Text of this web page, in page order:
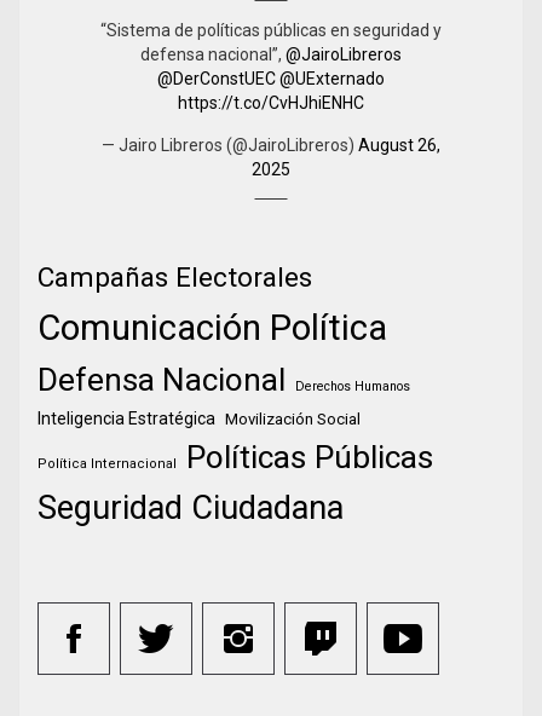
“Sistema de políticas públicas en seguridad y
defensa nacional”, @JairoLibreros
@DerConstUEC@UExternado
https://t.co/CvHJhiENHC
— Jairo Libreros (@JairoLibreros) August 26,
2025
Campañas Electorales
Comunicación Política
Defensa Nacional Derechos Humanos
Inteligencia Estratégica Movilización Social
Política Internacional Políticas Públicas
Seguridad Ciudadana